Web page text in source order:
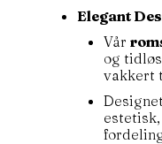
Elegant
Vår
og
vakkert